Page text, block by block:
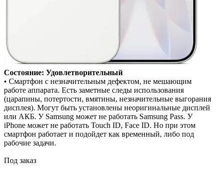
Состояние: Удовлетворительный
• Смартфон с незначительным дефектом, не мешающим
работе аппарата. Есть заметные следы использования
(царапины, потертости, вмятины, незначительные выгорания
дисплея). Могут быть установлены неоригинальные дисплей
или АКБ. У Samsung может не работать Samsung Pass. У
iPhone может не работать Touch ID, Face ID. Но при этом
смартфон работает и подойдет как временный, либо под
рабочие задачи.
Под заказ